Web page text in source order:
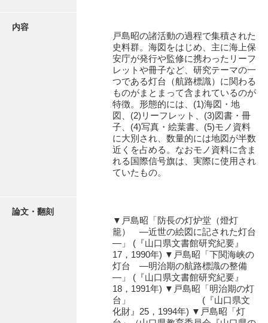
池田邦夫所蔵文書
石井丈若撮影写真
石川卓美文庫
石田家文書（徳山市）
石田家文書（山口市）
市川家文書(千葉県)
厳島神社祭礼堅田中組水上会講文書
厳島神社念仏踊堅田下組流田会講文書
内容
戸島昭の諸活動の過程で集積された
史料群。海図をはじめ、主に海上保
安庁が発行や監修に携わったリーフ
レットや冊子など、研究テーマの一
つである灯台（航路標識）に関わる
ものがまとまって含まれているのが
特徴。形態的には、(1)海図・地
図、(2)リーフレット、(3)図書・冊
子、(4)写真・絵葉書、(5)モノ資料
に大別され、数量的には地図が半数
近くを占める。なおモノ資料に含ま
れる国際信号旗は、実際に使用され
ていたもの。
論文・翻刻
▼戸島昭「防長の灯炉堂（燈灯
籠） ―近世の絵図に記された灯台
―」 (『山口県文書館研究紀要』
17，1990年) ▼戸島昭「下関海峡の
灯台 ―明治期の航路標識の整備
―」 (『山口県文書館研究紀要』
18，1991年) ▼戸島昭「明治期の灯
台」 (『山口県文
化財』25，1994年) ▼戸島昭「灯